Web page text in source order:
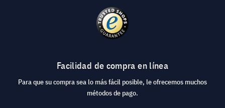
Facilidad de compra en línea
Para que su compra sea lo más fácil posible, le ofrecemos muchos
métodos de pago.